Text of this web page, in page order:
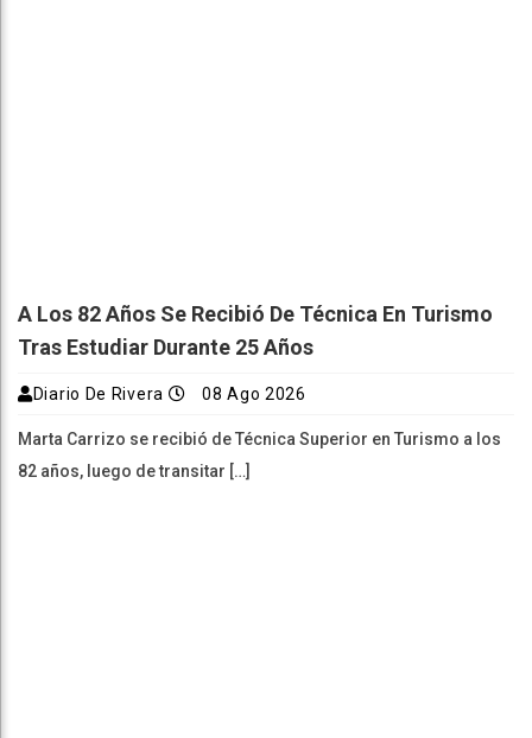
A Los 82 Años Se Recibió De Técnica En Turismo
Tras Estudiar Durante 25 Años
Diario De Rivera 08 Ago 2026
Marta Carrizo se recibió de Técnica Superior en Turismo a los
82 años, luego de transitar […]